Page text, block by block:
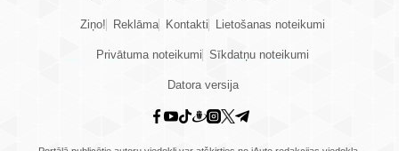
Ziņo! Reklāma Kontakti Lietošanas noteikumi
Privātuma noteikumi Sīkdatņu noteikumi
Datora versija